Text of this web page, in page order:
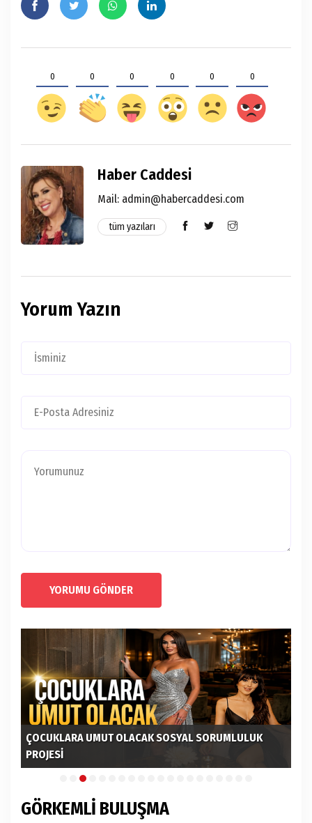
0 0 0 0 0 0
Haber Caddesi
Mail: admin@habercaddesi.com
tüm yazıları
Yorum Yazın
YORUMU GÖNDER
ÇOCUKLARA UMUT OLACAK SOSYAL SORUMLULUK
PROJESİ
GÖRKEMLİ BULUŞMA